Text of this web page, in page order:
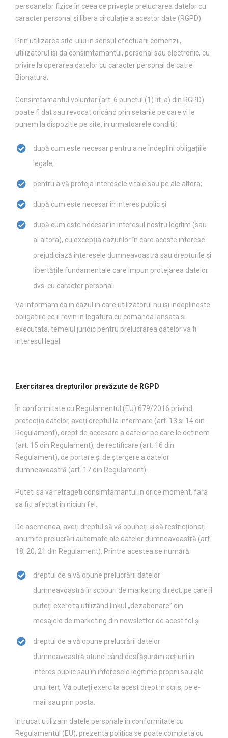
persoanelor fizice în ceea ce privește prelucrarea datelor cu
caracter personal și libera circulație a acestor date (RGPD)
Prin utilizarea site-ului in sensul efectuarii comenzii,
utilizatorul isi da consimtamantul, personal sau electronic, cu
privire la operarea datelor cu caracter personal de catre
Bionatura.
Consimtamantul voluntar (art. 6 punctul (1) lit. a) din RGPD)
poate fi dat sau revocat oricând prin setarile pe care vi le
punem la dispozitie pe site, in urmatoarele conditii:
după cum este necesar pentru a ne îndeplini obligațiile
legale;
pentru a vă proteja interesele vitale sau pe ale altora;
după cum este necesar în interes public și
după cum este necesar în interesul nostru legitim (sau
al altora), cu excepția cazurilor în care aceste interese
prejudiciază interesele dumneavoastră sau drepturile și
libertățile fundamentale care impun protejarea datelor
dvs. cu caracter personal.
Va informam ca in cazul in care utilizatorul nu isi indeplineste
obligatiile ce ii revin in legatura cu comanda lansata si
executata, temeiul juridic pentru prelucrarea datelor va fi
interesul legal.
Exercitarea drepturilor prevăzute de RGPD
În conformitate cu Regulamentul (EU) 679/2016 privind
protecția datelor, aveți dreptul la informare (art. 13 si 14 din
Regulament), drept de accesare a datelor pe care le detinem
(art. 15 din Regulament), de rectificare (art. 16 din
Regulament), de portare și de ștergere a datelor
dumneavoastră (art. 17 din Regulament).
Puteti sa va retrageti consimtamantul in orice moment, fara
sa fiti afectat in niciun fel.
De asemenea, aveți dreptul să vă opuneți și să restricționați
anumite prelucrări automate ale datelor dumneavoastră (art.
18, 20, 21 din Regulament). Printre acestea se numără:
dreptul de a vă opune prelucrării datelor
dumneavoastră în scopuri de marketing direct, pe care îl
puteți exercita utilizând linkul „dezabonare” din
mesajele de marketing din newsletter de acest fel și
dreptul de a vă opune prelucrării datelor
dumneavoastră atunci când desfășurăm acțiuni în
interes public sau în interesele legitime proprii sau ale
unui terț. Vă puteți exercita acest drept in scris, pe e-
mail sau prin posta.
Intrucat utilizam datele personale in conformitate cu
Regulamentul (EU), prezenta politica se poate completa cu